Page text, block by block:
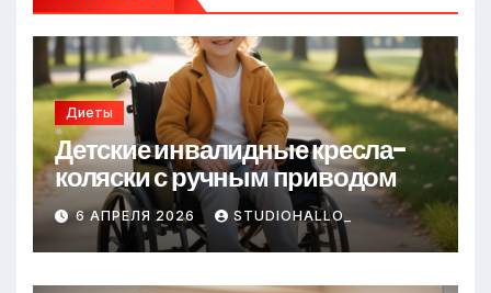
Диеты
Детские инвалидные кресла-
коляски с ручным приводом
6 АПРЕЛЯ 2026 STUDIOHALLO_